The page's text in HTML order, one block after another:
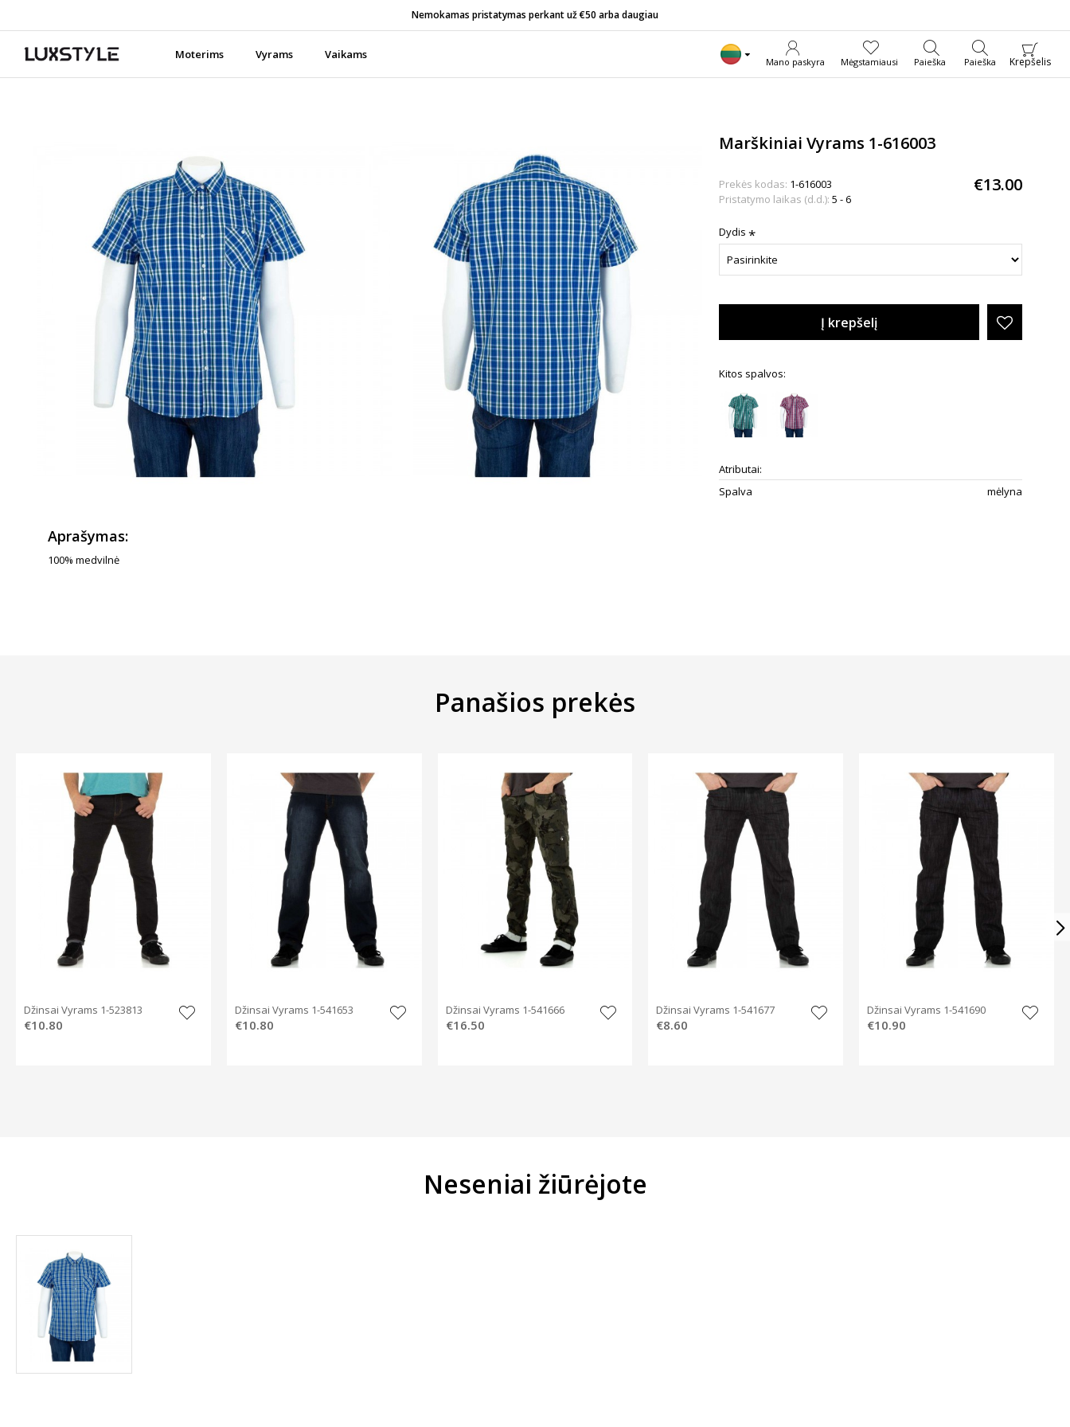
Nemokamas pristatymas perkant už €50 arba daugiau
Moterims Vyrams Vaikams
Mano paskyra Mėgstamiausi Paieška Paieška Krepšelis
Aprašymas:
100% medvilnė
Marškiniai Vyrams 1-616003
€13.00
Prekės kodas: 1-616003
Pristatymo laikas (d.d.): 5 - 6
Dydis
Į krepšelį
Kitos spalvos:
Atributai:
Spalva
mėlyna
Panašios prekės
Džinsai Vyrams 1-523813
€10.80
Džinsai Vyrams 1-541653
€10.80
Džinsai Vyrams 1-541666
€16.50
Džinsai Vyrams 1-541677
€8.60
Džinsai Vyrams 1-541690
€10.90
Neseniai žiūrėjote